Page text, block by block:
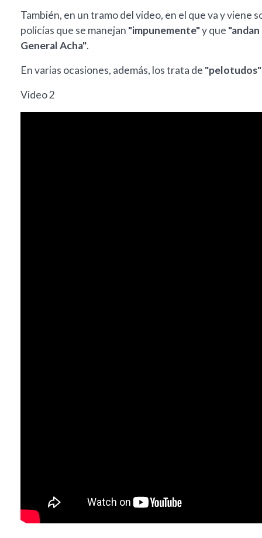
También, en un tramo del video, en el que va y viene
policías que se manejan "impunemente"y que
General Acha".
En varias ocasiones, además, los trata de "pelotudos"
Video 2